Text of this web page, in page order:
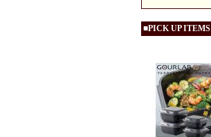
■PICK UP ITEMS